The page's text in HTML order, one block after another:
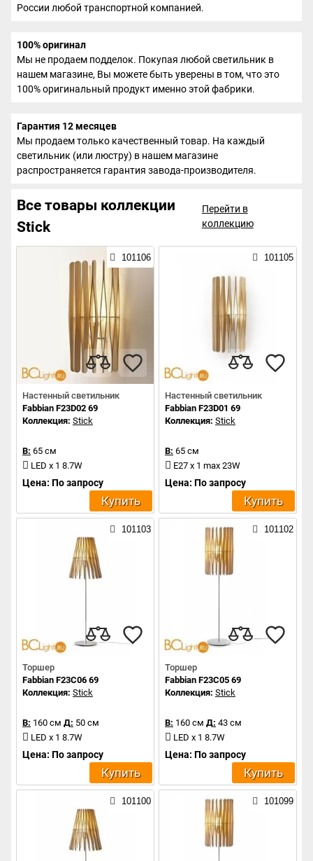
России любой транспортной компанией.
100% оригинал
Мы не продаем подделок. Покупая любой светильник в
нашем магазине, Вы можете быть уверены в том, что это
100% оригинальный продукт именно этой фабрики.
Гарантия 12 месяцев
Мы продаем только качественный товар. На каждый
светильник (или люстру) в нашем магазине
распространяется гарантия завода-производителя.
Все товары коллекции
Stick
Перейти в
коллекцию
101106
Настенный светильник
Fabbian F23D02 69
Коллекция: Stick
В: 65 см
LED x 1 8.7W
Цена: По запросу
Купить
101105
Настенный светильник
Fabbian F23D01 69
Коллекция: Stick
В: 65 см
E27 x 1 max 23W
Цена: По запросу
Купить
101103
Торшер
Fabbian F23C06 69
Коллекция: Stick
В: 160 см Д: 50 см
LED x 1 8.7W
Цена: По запросу
Купить
101102
Торшер
Fabbian F23C05 69
Коллекция: Stick
В: 160 см Д: 43 см
LED x 1 8.7W
Цена: По запросу
Купить
101100 101099